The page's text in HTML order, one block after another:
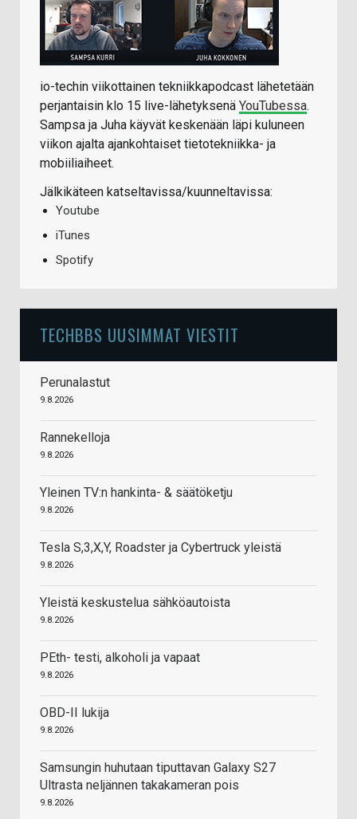
io-techin viikottainen tekniikkapodcast lähetetään
perjantaisin klo 15 live-lähetyksenä YouTubessa.
Sampsa ja Juha käyvät keskenään läpi kuluneen
viikon ajalta ajankohtaiset tietotekniikka- ja
mobiiliaiheet.
Jälkikäteen katseltavissa/kuunneltavissa:
Youtube
iTunes
Spotify
TECHBBS UUSIMMAT VIESTIT
Perunalastut
9.8.2026
Rannekelloja
9.8.2026
Yleinen TV:n hankinta- & säätöketju
9.8.2026
Tesla S,3,X,Y, Roadster ja Cybertruck yleistä
9.8.2026
Yleistä keskustelua sähköautoista
9.8.2026
PEth- testi, alkoholi ja vapaat
9.8.2026
OBD-II lukija
9.8.2026
Samsungin huhutaan tiputtavan Galaxy S27
Ultrasta neljännen takakameran pois
9.8.2026